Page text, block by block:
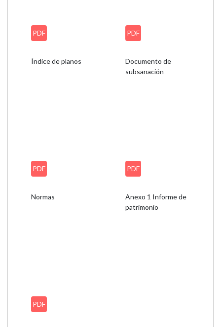
PDF
Índice de planos
PDF
Documento de
subsanación
PDF
Normas
PDF
Anexo 1 Informe de
patrimonio
PDF